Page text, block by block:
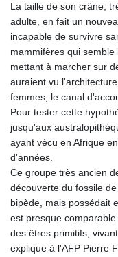
La taille de son crâne,
adulte, en fait un
incapable de survivre
mammifères qui
mettant à marcher sur
auraient vu
femmes, le canal
Pour tester cette
jusqu'aux
ayant vécu en Afrique
d'années.
Ce groupe très ancien
découverte du fossile
bipède, mais possédait
est presque
des êtres primitifs,
explique à l'AFP Pierre